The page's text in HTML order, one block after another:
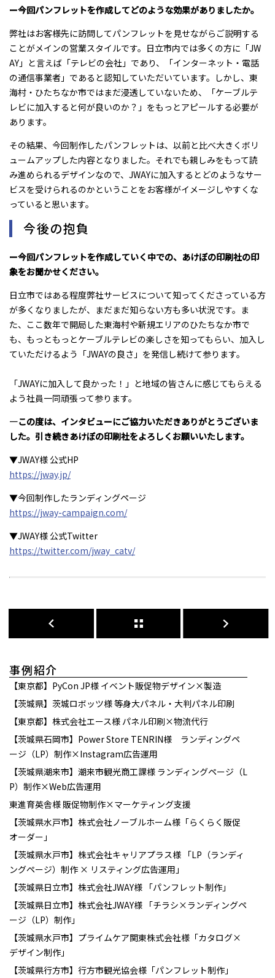
事例紹介
【東京都】PyCon JP様 イベント販促物デザイン×製造
【茨城県】茨城ロボッツ様 等身大パネル・大判パネル印刷
【東京都】株式会社エース様 パネル印刷×物流代行
【茨城県石岡市】Power Store TENRIN様 ランディングペ
ージ（LP）制作×Instagram広告運用
【茨城県潮来市】潮来市観光商工課様 ランディングページ（L
P）制作×Web広告運用
東進育英舎様 販促物制作×マーケティング支援
【茨城県水戸市】株式会社ノーブルホーム様「らくらく販促
オーダー」
【茨城県水戸市】株式会社キャリアプラス様 「LP（ランディ
ングページ）制作 × リスティング広告運用」
【茨城県日立市】株式会社JWAY様 「パンフレット制作」
【茨城県日立市】株式会社JWAY様 「チラシ×ランディングペ
ージ（LP）制作」
【茨城県水戸市】プライムケア関東株式会社様「カタログ×
デザイン制作」
【茨城県行方市】行方市観光協会様「パンフレット制作」
ー今回パンフレットを作成してどのような効果がありましたか。
弊社はお客様先に訪問してパンフレットを見せながらご説明する
ことがメインの営業スタイルです。日立市内では多くの方に「JW
AY」と言えば「テレビの会社」であり、「インターネット・電話
の通信事業者」であると認知していただいています。しかし、東
海村・ひたちなか市ではまだ浸透していないため、「ケーブルテ
レビに加入すると何が良いのか？」をもっとアピールする必要が
あります。
その結果、今回制作したパンフレットは、以前と比べ大きくボリ
ュームアップした内容となりました。それでも親しみをもって読
み進められるデザインなので、JWAYに加入するとどのようなサー
ビスを受けられるのかということをお客様がイメージしやすくな
っていると思います。
今後の抱負
ー今回パンフレットを作成していく中での、あけぼの印刷社の印
象をお聞かせください。
日立市ではある程度弊社サービスについて知ってくださっている方
が多くなりましたが、まだまだ知らない方も多い状況です。ま
た、ここ数年で開局した東海村や新規エリアのひたちなか市で
も、もっともっとケーブルテレビの楽しさを知ってもらい、加入し
ていただけるよう「JWAYの良さ」を発信し続けて参ります。
「JWAYに加入して良かった！」と地域の皆さんに感じてもらえる
よう社員一同頑張って参ります。
―この度は、インタビューにご協力いただきありがとうございま
した。引き続きあけぼの印刷社をよろしくお願いいたします。
▼JWAY様 公式HP
https://jway.jp/
▼今回制作したランディングページ
https://jway-campaign.com/
▼JWAY様 公式Twitter
https://twitter.com/jway_catv/